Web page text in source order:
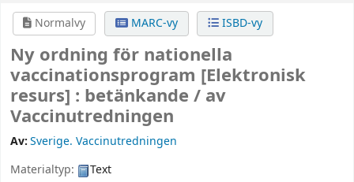
Normalvy
MARC-vy ISBD-vy
Ny ordning för nationella
vaccinationsprogram [Elektronisk
resurs] : betänkande / av
Vaccinutredningen
Av:Sverige. Vaccinutredningen
Materialtyp:
Text